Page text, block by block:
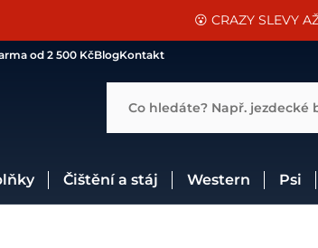
SLEVA 13% na vše
😮 CRAZY SLEVY
📐Pasování a doplňky k
od 2 500 KčBlogKontakt
Co hledáte? Např. jezdecké
Čištění a stáj Western Psi